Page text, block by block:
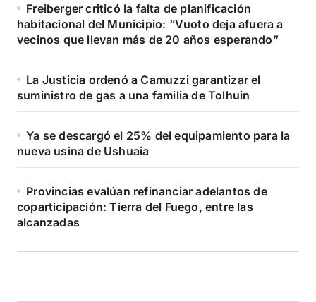
Freiberger criticó la falta de planificación
habitacional del Municipio: “Vuoto deja afuera a
vecinos que llevan más de 20 años esperando”
La Justicia ordenó a Camuzzi garantizar el
suministro de gas a una familia de Tolhuin
Ya se descargó el 25% del equipamiento para la
nueva usina de Ushuaia
Provincias evalúan refinanciar adelantos de
coparticipación: Tierra del Fuego, entre las
alcanzadas